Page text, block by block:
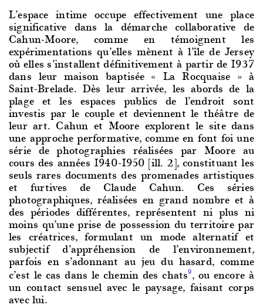
L’espace intime occupe effectivement une place
significative dans la démarche collaborative de
Cahun-Moore, comme en témoignent les
expérimentations qu’elles mènent à l’île de Jersey
où elles s’installent définitivement à partir de 1937
dans leur maison baptisée « La Rocquaise » à
Saint-Brelade. Dès leur arrivée, les abords de la
plage et les espaces publics de l’endroit sont
investis par le couple et deviennent le théâtre de
leur art. Cahun et Moore explorent le site dans
une approche performative, comme en font foi une
série de photographies réalisées par Moore au
cours des années 1940-1950 [ill. 2], constituant les
seuls rares documents des promenades artistiques
et furtives de Claude Cahun. Ces séries
photographiques, réalisées en grand nombre et à
des périodes différentes, représentent ni plus ni
moins qu’une prise de possession du territoire par
les créatrices, formulant un mode alternatif et
subjectif d’appréhension de l’environnement,
parfois en s’adonnant au jeu du hasard, comme
c’est le cas dans le chemin des chats9, ou encore à
un contact sensuel avec le paysage, faisant corps
avec lui.